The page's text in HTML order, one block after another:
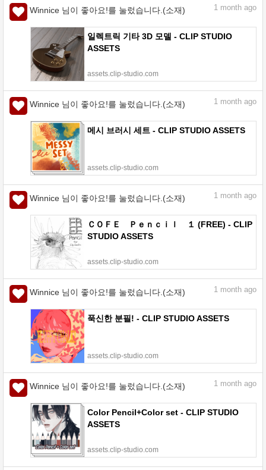
Winnice 님이 좋아요!를 눌렀습니다.(소재) 1 month ago
일렉트릭 기타 3D 모델 - CLIP STUDIO
ASSETS
assets.clip-studio.com
Winnice 님이 좋아요!를 눌렀습니다.(소재) 1 month ago
메시 브러시 세트 - CLIP STUDIO ASSETS
assets.clip-studio.com
Winnice 님이 좋아요!를 눌렀습니다.(소재) 1 month ago
ＣＯＦＥ Ｐｅｎｃｉｌ １ (FREE) - CLIP
STUDIO ASSETS
assets.clip-studio.com
Winnice 님이 좋아요!를 눌렀습니다.(소재) 1 month ago
푹신한 분필! - CLIP STUDIO ASSETS
assets.clip-studio.com
Winnice 님이 좋아요!를 눌렀습니다.(소재) 1 month ago
Color Pencil+Color set - CLIP STUDIO
ASSETS
assets.clip-studio.com